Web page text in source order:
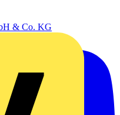
& Co. KG